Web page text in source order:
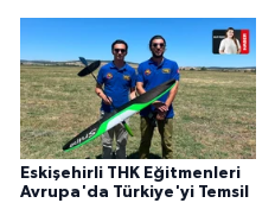
Eskişehirli THK Eğitmenleri
Avrupa'da Türkiye'yi Temsil